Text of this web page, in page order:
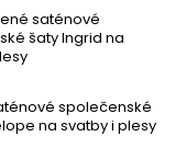
saténové
šaty Ingrid na
společenské
na svatby i plesy